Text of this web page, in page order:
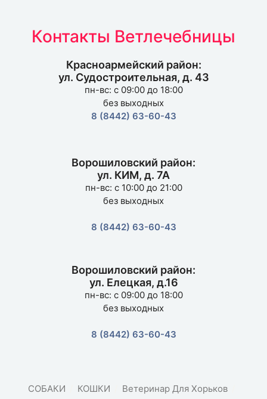
Контакты Ветлечебницы
Красноармейский район:
ул. Судостроительная, д. 43
пн-вс: с 09:00 до 18:00
без выходных
8 (8442) 63-60-43
Ворошиловский район:
ул. КИМ, д. 7А
пн-вс: с 10:00 до 21:00
без выходных
8 (8442) 63-60-43
Ворошиловский район:
ул. Елецкая, д.16
пн-вс: с 09:00 до 18:00
без выходных
8 (8442) 63-60-43
СОБАКИ КОШКИ Ветеринар Для Хорьков